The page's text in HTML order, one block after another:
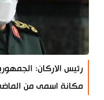
رئيس الاركان:
مكانة اسمى من